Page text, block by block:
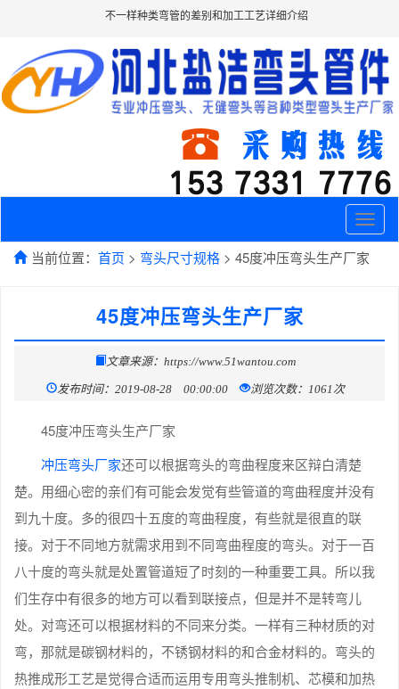
不一样种类弯管的差别和加工工艺详细介绍
Toggle
当前位置： 首页 > 弯头尺寸规格 > 45度冲压弯头生产厂家
45度冲压弯头生产厂家
文章来源：https://www.51wantou.com
发布时间：2019-08-28 00:00:00 浏览次数：1061次
45度冲压弯头生产厂家
冲压弯头厂家还可以根据弯头的弯曲程度来区辩白清楚
楚。用细心密的亲们有可能会发觉有些管道的弯曲程度并没有
到九十度。多的很四十五度的弯曲程度，有些就是很直的联
接。对于不同地方就需求用到不同弯曲程度的弯头。对于一百
八十度的弯头就是处置管道短了时刻的一种重要工具。所以我
们生存中有很多的地方可以看到联接点，但是并不是转弯儿
处。对弯还可以根据材料的不同来分类。一样有三种材质的对
弯，那就是碳钢材料的，不锈钢材料的和合金材料的。弯头的
热推成形工艺是觉得合适而运用专用弯头推制机、芯模和加热